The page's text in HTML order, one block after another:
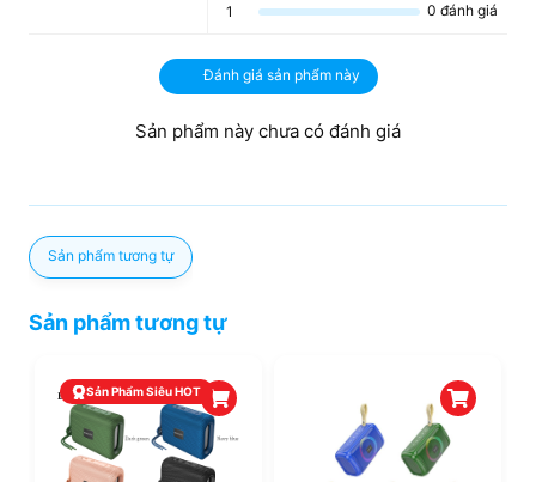
1
0 đánh giá
Đánh giá sản phẩm này
Sản phẩm này chưa có đánh giá
Sản phẩm tương tự
Sản phẩm tương tự
Sản Phẩm Siêu HOT